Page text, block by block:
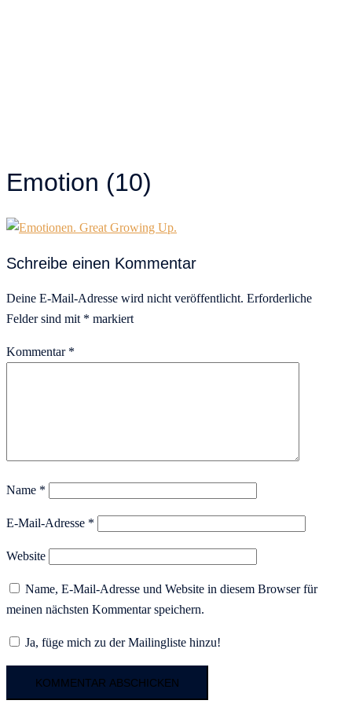
Emotion (10)
Schreibe einen Kommentar
Deine E-Mail-Adresse wird nicht veröffentlicht. Erforderliche
Felder sind mit * markiert
Kommentar *
Name *
E-Mail-Adresse *
Website
Name, E-Mail-Adresse und Website in diesem Browser für
meinen nächsten Kommentar speichern.
Ja, füge mich zu der Mailingliste hinzu!